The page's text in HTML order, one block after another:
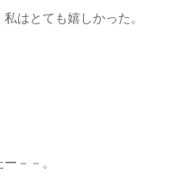
はとても嬉しかった。
－－。